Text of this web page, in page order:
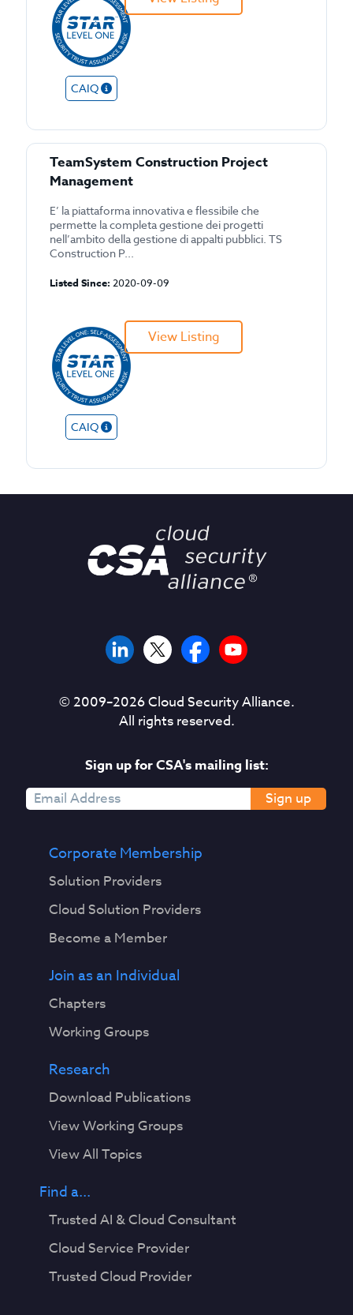
CAIQ
TeamSystem Construction Project
Management
E’ la piattaforma innovativa e flessibile che
permette la completa gestione dei progetti
nell’ambito della gestione di appalti pubblici. TS
Construction P...
Listed Since: 2020-09-09
CAIQ
View Listing
© 2009–2026Cloud Security Alliance.
All rights reserved.
Sign up for CSA's mailing list:
Sign up
Corporate Membership
Solution Providers
Cloud Solution Providers
Become a Member
Join as an Individual
Chapters
Working Groups
Research
Download Publications
View Working Groups
View All Topics
Find a...
Trusted AI & Cloud Consultant
Cloud Service Provider
Trusted Cloud Provider